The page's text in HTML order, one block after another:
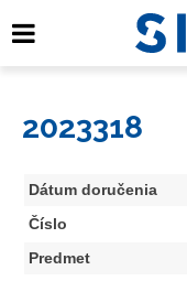
2023318
Dátum doručenia
Číslo
Predmet